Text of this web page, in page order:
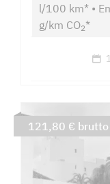
l/100 km* •
g/km CO2*
121,80 € brutto